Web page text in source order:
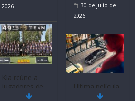
31 de julio de
Quito se alista
para un nuevo
Ultima película
‘Spider‑Man:
Brand New
Day’ pone en
escena a
BMW
29 de julio de